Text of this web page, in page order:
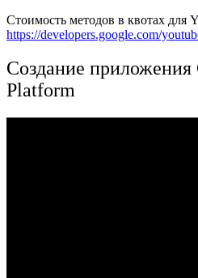
Стоимость методов в квотах для
https://developers.google.com/
Создание приложения
Platform